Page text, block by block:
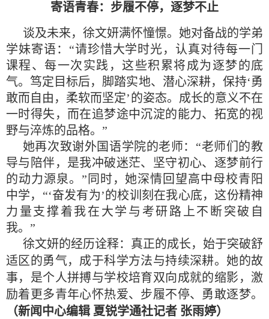
寄语青春：步履不停，逐梦不止
谈及未来，徐文妍满怀憧憬。她对备战的学弟
学妹寄语：“请珍惜大学时光，认真对待每一门
课程、每一次实践，这些积累将成为逐梦的底
气。笃定目标后，脚踏实地、潜心深耕，保持‘勇
敢而自由，柔软而坚定’的姿态。成长的意义不在
一时得失，而在追梦途中沉淀的能力、拓宽的视
野与淬炼的品格。”
她再次致谢外国语学院的老师：“老师们的教
导与陪伴，是我冲破迷茫、坚守初心、逐梦前行
的动力源泉。”同时，她深情回望高中母校青阳
中学，“‘奋发有为’的校训刻在我心底，这份精神
力量支撑着我在大学与考研路上不断突破自
我。”
徐文妍的经历诠释：真正的成长，始于突破舒
适区的勇气，成于科学方法与持续深耕。她的故
事，是个人拼搏与学校培育双向成就的缩影，激
励着更多青年心怀热爱、步履不停、勇敢逐梦。
（新闻中心编辑 夏锐学通社记者 张雨婷）